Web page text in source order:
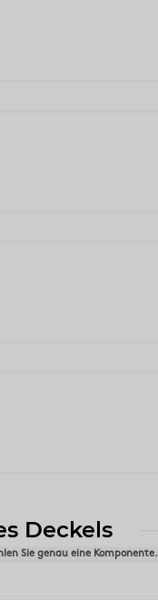
Deckels
Sie genau eine Komponente.